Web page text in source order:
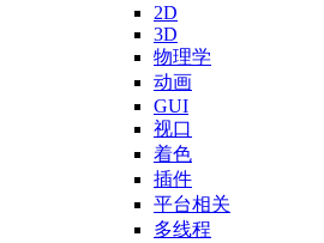
2D
3D
物理学
动画
GUI
视口
着色
插件
平台相关
多线程